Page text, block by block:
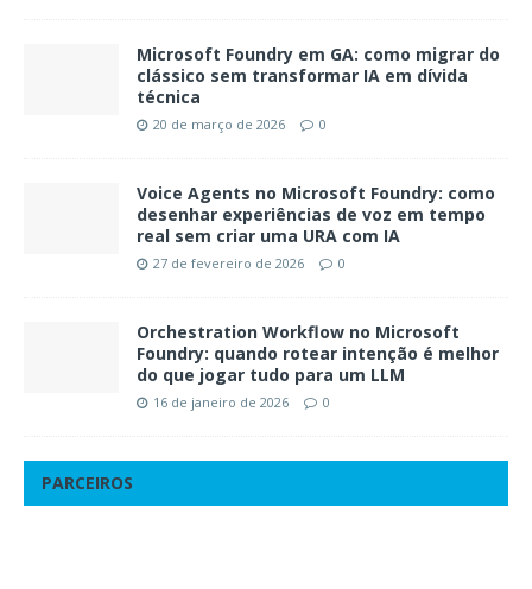
Microsoft Foundry em GA: como migrar do
clássico sem transformar IA em dívida
técnica
20 de março de 2026 0
Voice Agents no Microsoft Foundry: como
desenhar experiências de voz em tempo
real sem criar uma URA com IA
27 de fevereiro de 2026 0
Orchestration Workflow no Microsoft
Foundry: quando rotear intenção é melhor
do que jogar tudo para um LLM
16 de janeiro de 2026 0
PARCEIROS